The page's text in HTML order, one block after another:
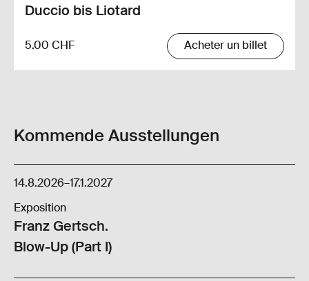
Duccio bis Liotard
5.00 CHF Acheter un billet
Kommende Ausstellungen
14.8.2026–17.1.2027
Exposition
Franz Gertsch.
Blow-Up (Part I)